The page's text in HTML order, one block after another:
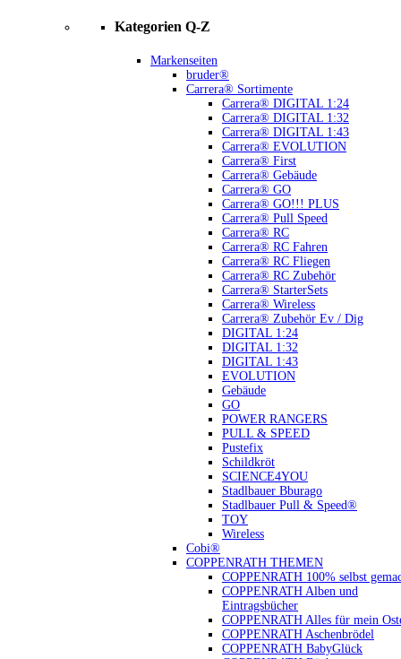
Kategorien Q-Z
Markenseiten
bruder®
Carrera® Sortimente
Carrera® DIGITAL 1:24
Carrera® DIGITAL 1:32
Carrera® DIGITAL 1:43
Carrera® EVOLUTION
Carrera® First
Carrera® Gebäude
Carrera® GO
Carrera® GO!!! PLUS
Carrera® Pull Speed
Carrera® RC
Carrera® RC Fahren
Carrera® RC Fliegen
Carrera® RC Zubehör
Carrera® StarterSets
Carrera® Wireless
Carrera® Zubehör Ev / Dig
DIGITAL 1:24
DIGITAL 1:32
DIGITAL 1:43
EVOLUTION
Gebäude
GO
POWER RANGERS
PULL & SPEED
Pustefix
Schildkröt
SCIENCE4YOU
Stadlbauer Bburago
Stadlbauer Pull & Speed®
TOY
Wireless
Cobi®
COPPENRATH THEMEN
COPPENRATH 100% selbst
COPPENRATH Alben und
Eintragsbücher
COPPENRATH Alles für mein
COPPENRATH Aschenbrödel
COPPENRATH BabyGlück